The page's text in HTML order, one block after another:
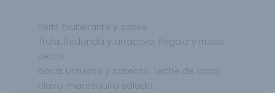
Perfil: Exuberante y suave.
Trufa: Redonda y atractiva. Regaliz y frutos
secos.
Boca: Untuoso y sabroso. Leche de coco,
clavo, mantequilla salada.